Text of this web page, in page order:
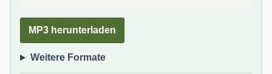
MP3 herunterladen
Weitere Formate